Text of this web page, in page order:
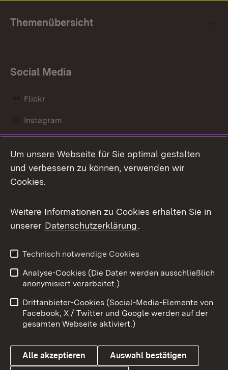
Themenübersicht
Social Media
Flickr
Instagram
Mastodon
Messenger
Social Wall
X / Twitter
Youtube
Benutzungshinweise
Barrierefreiheit
Datenschutz
Cookies
Um unsere Webseite für Sie optimal gestalten
und verbessern zu können, verwenden wir
Cookies.
Weitere Informationen zu Cookies erhalten Sie in
unserer Datenschutzerklärung.
Technisch notwendige Cookies
Analyse-Cookies (Die Daten werden ausschließlich
anonymisiert verarbeitet.)
Drittanbieter-Cookies (Social-Media-Elemente von
Facebook, X / Twitter und Google werden auf der
gesamten Webseite aktiviert.)
Alle akzeptieren Auswahl bestätigen